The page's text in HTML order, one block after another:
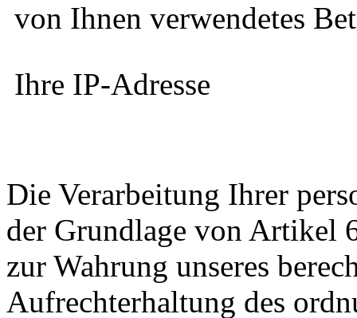
 von Ihnen verwendetes
 Ihre IP-Adresse
Die Verarbeitung Ihrer
der Grundlage von Artikel
zur Wahrung unseres
Aufrechterhaltung des